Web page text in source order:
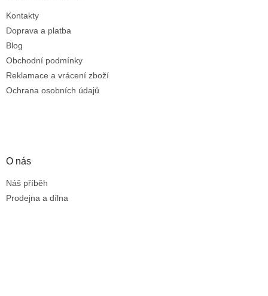
Kontakty
Doprava a platba
Blog
Obchodní podmínky
Reklamace a vrácení zboží
Ochrana osobních údajů
O nás
Náš příběh
Prodejna a dílna